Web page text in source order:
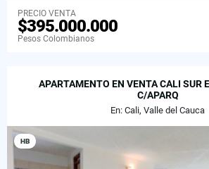
PRECIO VENTA
$395.000.000
Pesos Colombianos
APARTAMENTO EN VENTA CALI SUR
C/APARQ
En: Cali, Valle del Cauca
HB